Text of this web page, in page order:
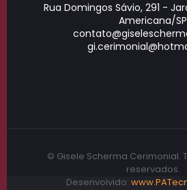
Rua Domingos Sávio, 291 -
Americana/SP
© Gisele Scherma Cerimonial.
reservados.
Desenvolvido: